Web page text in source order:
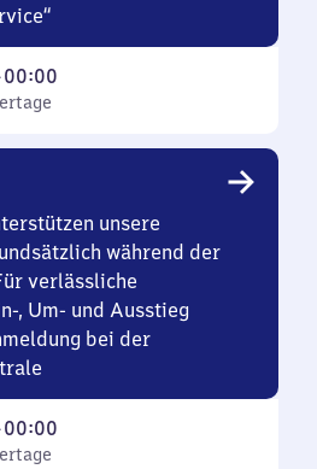
00:00
unsere
während der
verlässliche
, Um- und Ausstieg
bei der
00:00